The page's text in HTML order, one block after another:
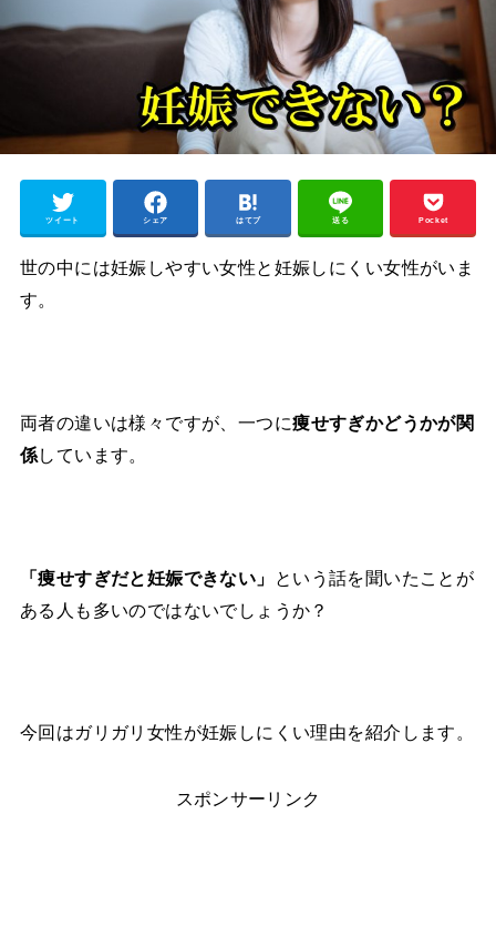
ツイート シェア はてブ 送る Pocket
世の中には妊娠しやすい女性と妊娠しにくい女性がいま
す。
両者の違いは様々ですが、一つに痩せすぎかどうかが関
係しています。
「痩せすぎだと妊娠できない」
という話を聞いたことが
ある人も多いのではないでしょうか？
今回はガリガリ女性が妊娠しにくい理由を紹介します。
スポンサーリンク